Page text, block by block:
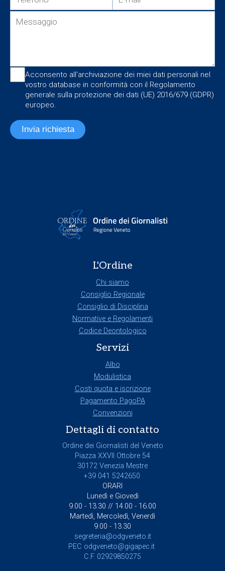
Acconsento all'archiviazione dei miei dati personali nel
vostro database in conformità con il Regolamento
generale sulla protezione dei dati (UE) 2016/679 (GDPR)
europeo.
Invia richiesta
L'Ordine
Chi siamo
Consiglio Regionale
Consiglio di Disciplina
Normative e Regolamenti
Codice Deontologico
Servizi
Albo
Modulistica
Costi quota e iscrizione
Pagamento PagoPA
Convenzioni
Dettagli di contatto
Ordine dei Giornalisti del Veneto
Piazza XXVII Ottobre 54
30172 Venezia Mestre
+39 041 5242650
ORARI
Lunedì e Giovedì
9.00 - 13.30 // 14.00 - 16.00
Martedì, Mercoledì, Venerdì
9.00 - 13.30
segreteria@odgveneto.it
PEC odgveneto@gigapec.it
C.F. 02929850275